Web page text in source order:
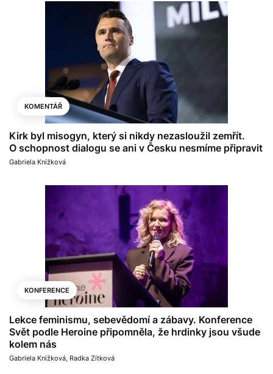
KOMENTÁŘ
Kirk byl misogyn, který si nikdy nezasloužil zemřít.
O schopnost dialogu se ani v Česku nesmíme připravit
Gabriela Knížková
KONFERENCE
Lekce feminismu, sebevědomí a zábavy. Konference
Svět podle Heroine připomněla, že hrdinky jsou všude
kolem nás
Gabriela Knížková, Radka Zítková